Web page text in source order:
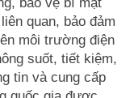
quan, bảo đảm
môi trường điện
suốt, tiết kiệm,
tin và cung cấp